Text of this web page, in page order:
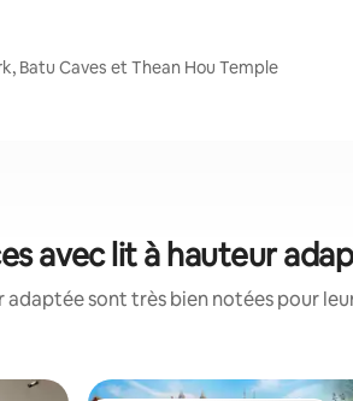
Batu Caves et Thean Hou Temple
avec lit à hauteur
sont très bien notées pour